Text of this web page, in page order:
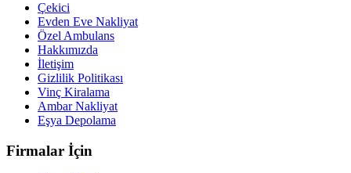
Çekici
Evden Eve Nakliyat
Özel Ambulans
Hakkımızda
İletişim
Gizlilik Politikası
Vinç Kiralama
Ambar Nakliyat
Eşya Depolama
Firmalar İçin